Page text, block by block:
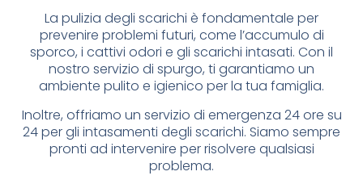
La pulizia degli scarichi è fondamentale per
prevenire problemi futuri, come l’accumulo di
sporco, i cattivi odori e gli scarichi intasati. Con il
nostro servizio di spurgo, ti garantiamo un
ambiente pulito e igienico per la tua famiglia.
Inoltre, offriamo un servizio di emergenza 24 ore su
24 per gli intasamenti degli scarichi. Siamo sempre
pronti ad intervenire per risolvere qualsiasi
problema.